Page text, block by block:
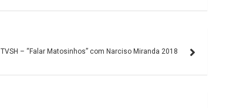
TVSH – “Falar Matosinhos” com Narciso Miranda 2018